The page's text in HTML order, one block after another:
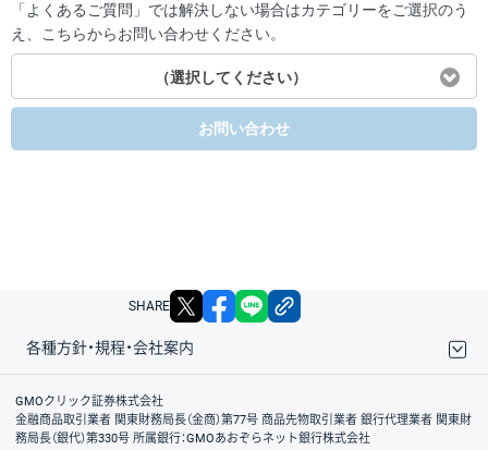
「よくあるご質問」では解決しない場合はカテゴリーをご選択のう
え、こちらからお問い合わせください。
（選択してください）
お問い合わせ
SHARE X facebook
各種方針・規程・会社案内
取引規程・約款
サイトマップ
その他のご案内
個人情報保護方針
最良執行方針
サイトのご利用について
ディスクレイマー
信託保全
リスク説明
会社案内
GMOクリック証券株式会社
金融商品取引業者 関東財務局長（金商）第77号 商品先物取引業者 銀行代理業者 関東財
務局長（銀代）第330号 所属銀行：GMOあおぞらネット銀行株式会社